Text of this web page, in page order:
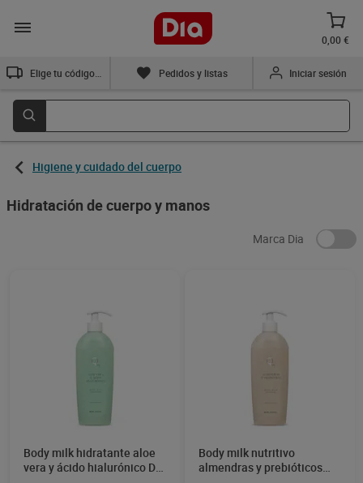
0,00 €
Pedidos y listas Iniciar sesión
Higiene y cuidado del cuerpo
Hidratación de cuerpo y manos
Marca Dia
Body milk hidratante aloe
vera y ácido hialurónico Dia
Body milk nutritivo
almendras y prebióticos